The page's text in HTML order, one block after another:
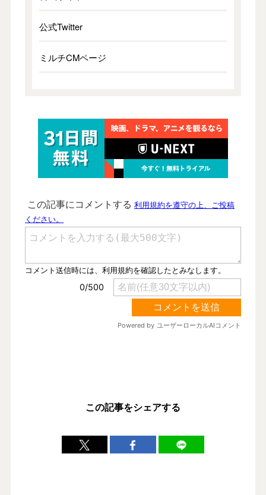
公式Twitter
ミルチCMページ
この記事をシェアする